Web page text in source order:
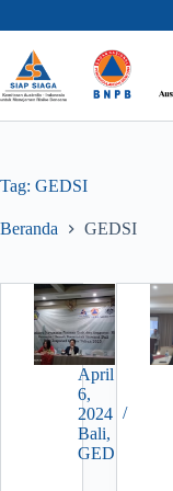
to
content
Tag: GEDSI
Beranda GEDSI
April
6,
2024
Bali,
GEDSI